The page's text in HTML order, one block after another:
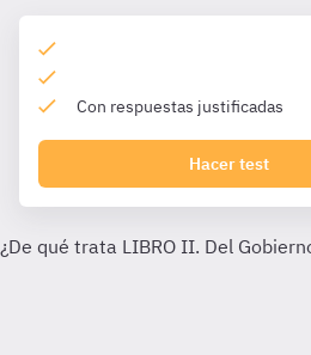
Con respuestas justificadas
Hacer test